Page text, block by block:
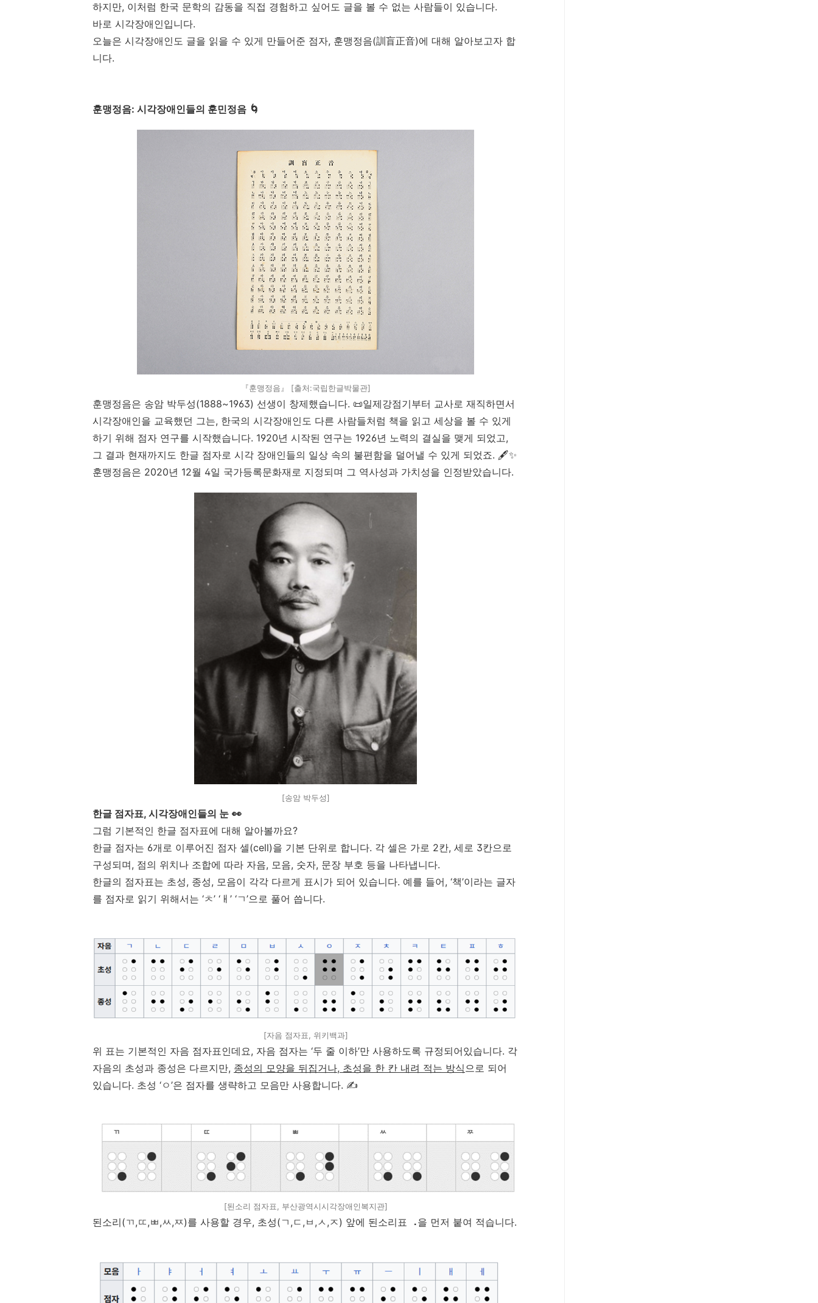
하지만, 이처럼 한국 문학의 감동을 직접 경험하고 싶어도 글을 볼 수 없는 사람들이 있습니다.
바로 시각장애인입니다.
오늘은 시각장애인도 글을 읽을 수 있게 만들어준 점자, 훈맹정음(訓盲正音)에 대해 알아보고자 합
니다.
훈맹정음: 시각장애인들의 훈민정음 🌀
『훈맹정음』 [출처:국립한글박물관]
훈맹정음은 송암 박두성(1888~1963) 선생이 창제했습니다. 📜일제강점기부터 교사로 재직하면서
시각장애인을 교육했던 그는, 한국의 시각장애인도 다른 사람들처럼 책을 읽고 세상을 볼 수 있게
하기 위해 점자 연구를 시작했습니다. 1920년 시작된 연구는 1926년 노력의 결실을 맺게 되었고,
그 결과 현재까지도 한글 점자로 시각 장애인들의 일상 속의 불편함을 덜어낼 수 있게 되었죠. 🖋✨
훈맹정음은 2020년 12월 4일 국가등록문화재로 지정되며 그 역사성과 가치성을 인정받았습니다.
[송암 박두성]
한글 점자표, 시각장애인들의 눈 👀
그럼 기본적인 한글 점자표에 대해 알아볼까요?
한글 점자는 6개로 이루어진 점자 셀(cell)을 기본 단위로 합니다. 각 셀은 가로 2칸, 세로 3칸으로
구성되며, 점의 위치나 조합에 따라 자음, 모음, 숫자, 문장 부호 등을 나타냅니다.
한글의 점자표는 초성, 종성, 모음이 각각 다르게 표시가 되어 있습니다. 예를 들어, ‘책’이라는 글자
를 점자로 읽기 위해서는 ‘ㅊ’ ‘ ㅐ ’ ‘ㄱ’으로 풀어 씁니다.
[자음 점자표, 위키백과]
위 표는 기본적인 자음 점자표인데요, 자음 점자는 ‘두 줄 이하’만 사용하도록 규정되어있습니다. 각
자음의 초성과 종성은 다르지만, 종성의 모양을 뒤집거나, 초성을 한 칸 내려 적는 방식으로 되어
있습니다. 초성 ‘ㅇ’은 점자를 생략하고 모음만 사용합니다. ✍
[된소리 점자표, 부산광역시시각장애인복지관]
된소리(ㄲ,ㄸ,ㅃ,ㅆ,ㅉ)를 사용할 경우, 초성(ㄱ , ㄷ , ㅂ ,ㅅ,ㅈ) 앞에 된소리표 ⠠을 먼저 붙여 적습니다.